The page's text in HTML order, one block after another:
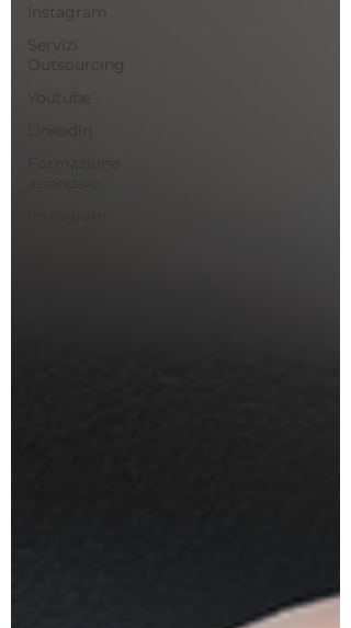
Instagram
Servizi
Outsourcing